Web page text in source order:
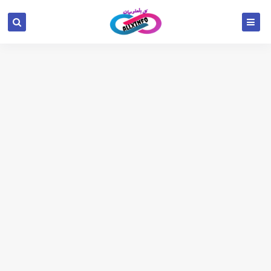
google.com, pub-6654709521456670, DIRECT,
f08c47fec0942fa0